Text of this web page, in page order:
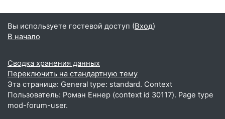
Вы используете гостевой доступ (Вход)
В начало
Сводка хранения данных
Переключить на стандартную тему
Эта страница: General type: standard. Context
Пользователь: Роман Еннер (context id 30117). Page type
mod-forum-user.